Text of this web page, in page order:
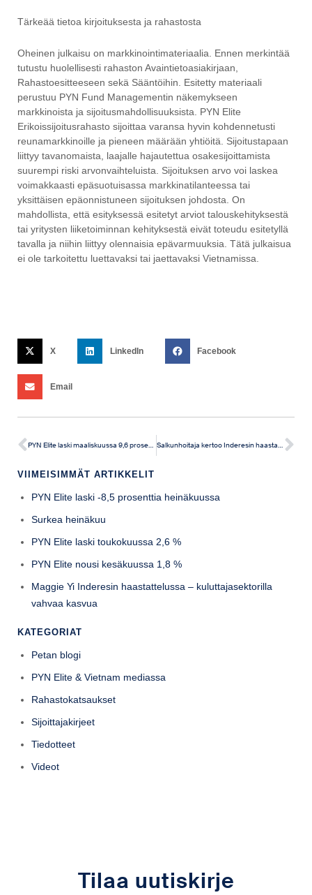
Tärkeää tietoa kirjoituksesta ja rahastosta
Oheinen julkaisu on markkinointimateriaalia. Ennen merkintää
tutustu huolellisesti rahaston Avaintietoasiakirjaan,
Rahastoesitteeseen sekä Sääntöihin. Esitetty materiaali
perustuu PYN Fund Managementin näkemykseen
markkinoista ja sijoitusmahdollisuuksista. PYN Elite
Erikoissijoitusrahasto sijoittaa varansa hyvin kohdennetusti
reunamarkkinoille ja pieneen määrään yhtiöitä. Sijoitustapaan
liittyy tavanomaista, laajalle hajautettua osakesijoittamista
suurempi riski arvonvaihteluista. Sijoituksen arvo voi laskea
voimakkaasti epäsuotuisassa markkinatilanteessa tai
yksittäisen epäonnistuneen sijoituksen johdosta. On
mahdollista, että esityksessä esitetyt arviot talouskehityksestä
tai yritysten liiketoiminnan kehityksestä eivät toteudu esitetyllä
tavalla ja niihin liittyy olennaisia epävarmuuksia. Tätä julkaisua
ei ole tarkoitettu luettavaksi tai jaettavaksi Vietnamissa.
X LinkedIn Facebook
Email
PYN Elite laski maaliskuussa 9,6 prosenttia Salkunhoitaja kertoo Inderesin haastattelussa sodan salkkuun aiheuttamista muutoksista
VIIMEISIMMÄT ARTIKKELIT
PYN Elite laski -8,5 prosenttia heinäkuussa
Surkea heinäkuu
PYN Elite laski toukokuussa 2,6 %
PYN Elite nousi kesäkuussa 1,8 %
Maggie Yi Inderesin haastattelussa – kuluttajasektorilla
vahvaa kasvua
KATEGORIAT
Petan blogi
PYN Elite & Vietnam mediassa
Rahastokatsaukset
Sijoittajakirjeet
Tiedotteet
Videot
Tilaa uutiskirje